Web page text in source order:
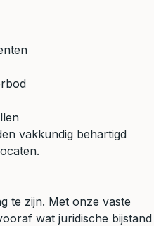
vakkundig behartigd
te zijn. Met onze vaste
wat juridische bijstand